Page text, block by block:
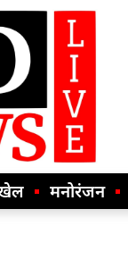
मनोरंजन